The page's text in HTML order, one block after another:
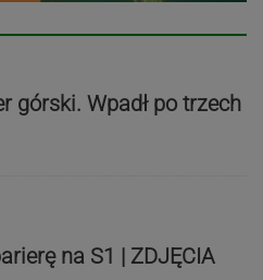
górski. Wpadł po trzech
na S1 | ZDJĘCIA